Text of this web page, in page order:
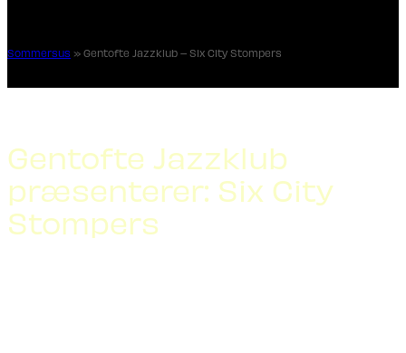
Sommersus » Gentofte Jazzklub – Six City Stompers
Gentofte Jazzklub
præsenterer: Six City
Stompers